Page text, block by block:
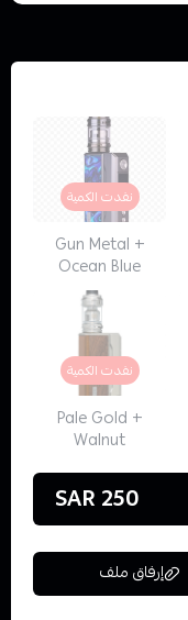
نفدت الكمية
Gun Metal +
Ocean Blue
نفدت الكمية
Pale Gold +
Walnut
250 SAR
إرفاق ملف